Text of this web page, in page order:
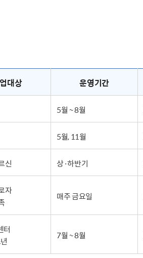
대상 운영기간
5월 ~ 8월
5월, 11월
신 상·하반기
자
매주 금요일
터
7월 ~ 8월